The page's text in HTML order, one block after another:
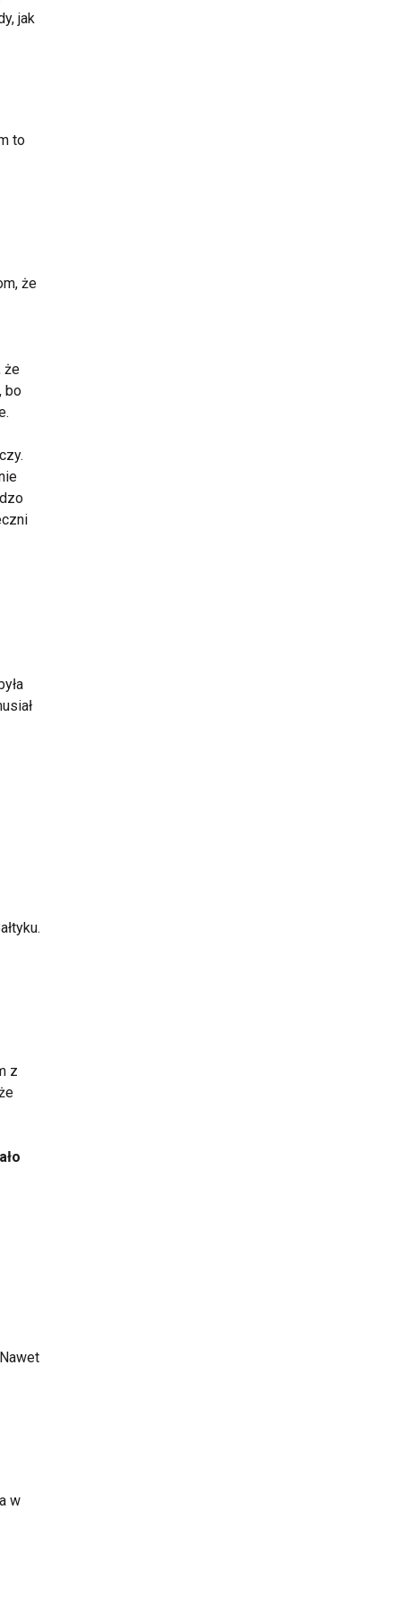
jak
to
że
że
bo
z
w